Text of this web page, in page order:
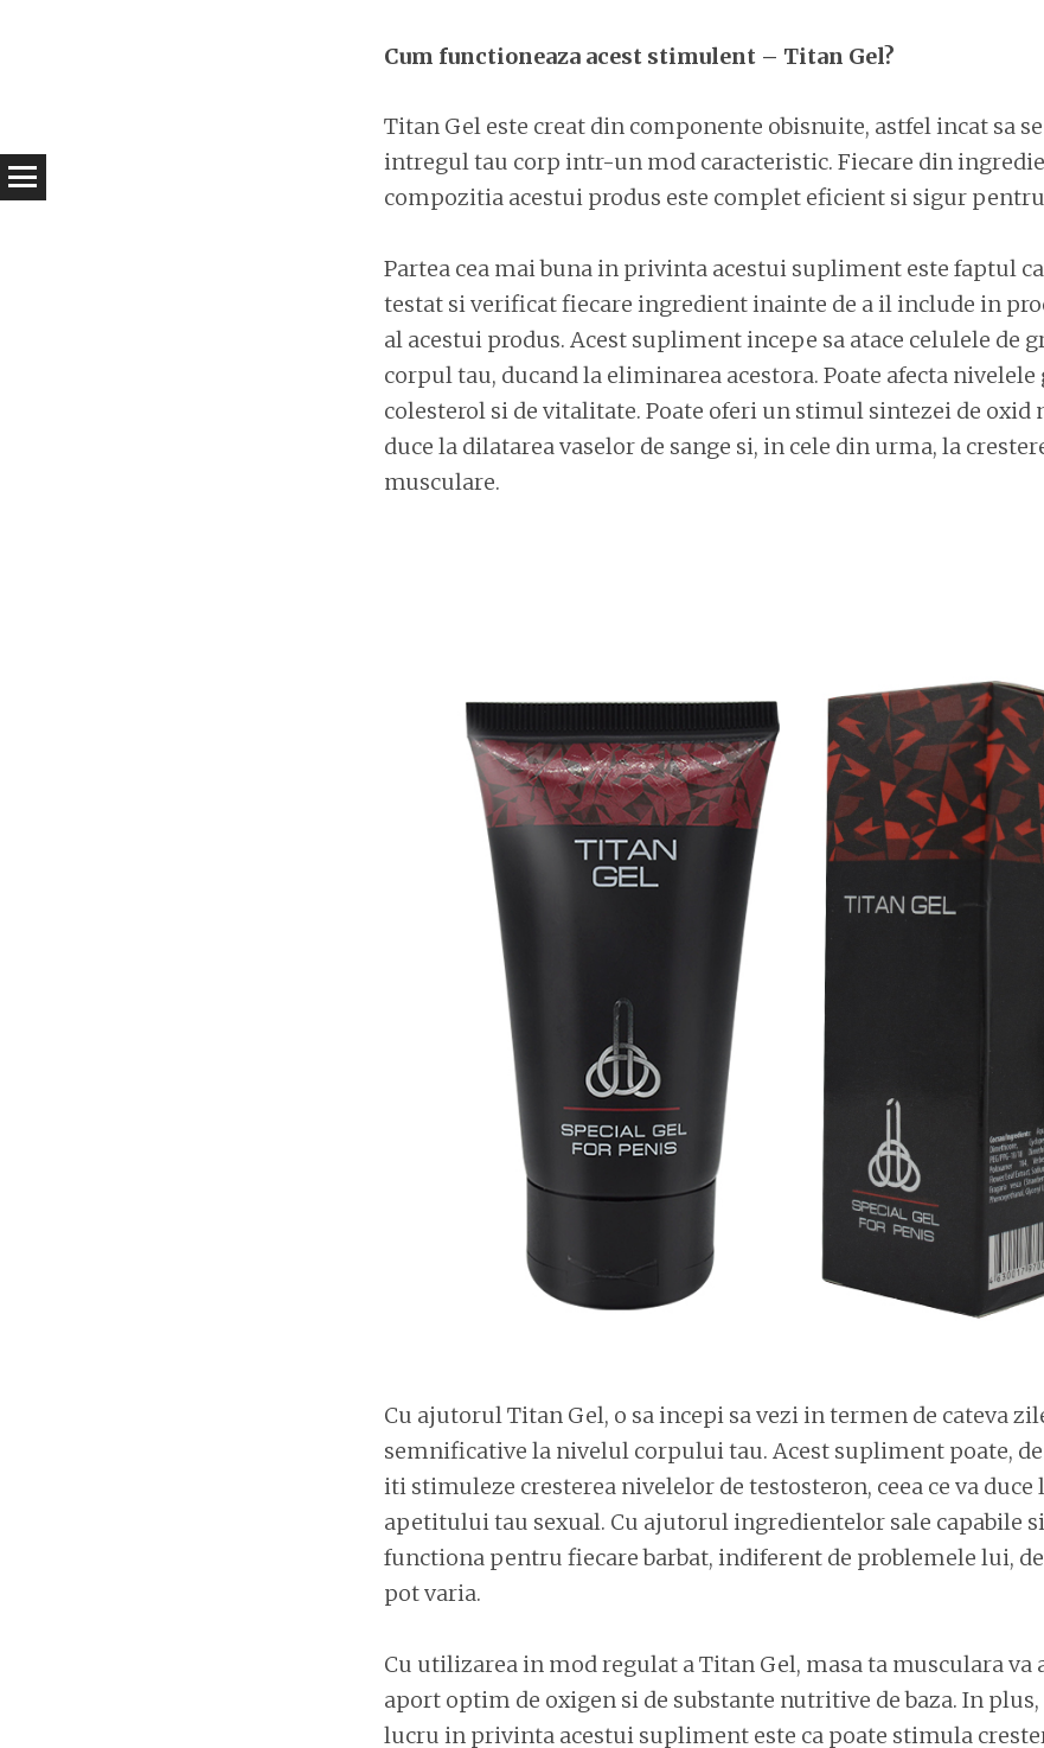
Cum functioneaza acest stimulent – Titan Gel?
Titan Gel este creat din componente obisnuite, astfel incat sa
intregul tau corp intr-un mod caracteristic. Fiecare din
compozitia acestui produs este complet eficient si sigur
Partea cea mai buna in privinta acestui supliment este faptul
testat si verificat fiecare ingredient inainte de a il include in
al acestui produs. Acest supliment incepe sa atace celulele de
corpul tau, ducand la eliminarea acestora. Poate afecta
colesterol si de vitalitate. Poate oferi un stimul sintezei de oxid
duce la dilatarea vaselor de sange si, in cele din urma, la
musculare.
Cu ajutorul Titan Gel, o sa incepi sa vezi in termen de cateva
semnificative la nivelul corpului tau. Acest supliment poate, de
iti stimuleze cresterea nivelelor de testosteron, ceea ce va duce
apetitului tau sexual. Cu ajutorul ingredientelor sale capabile
functiona pentru fiecare barbat, indiferent de problemele lui,
pot varia.
Cu utilizarea in mod regulat a Titan Gel, masa ta musculara va
aport optim de oxigen si de substante nutritive de baza. In
lucru in privinta acestui supliment este ca poate stimula